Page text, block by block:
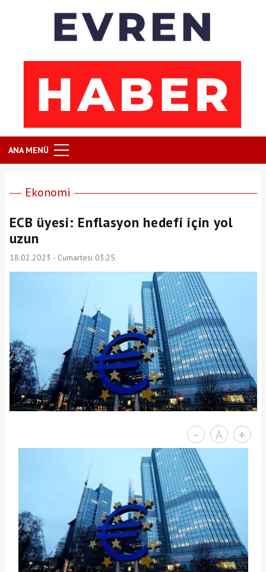
ANA MENÜ
Ekonomi
ECB üyesi: Enflasyon hedefi için yol
uzun
18.02.2023 - Cumartesi 03:25
- A +